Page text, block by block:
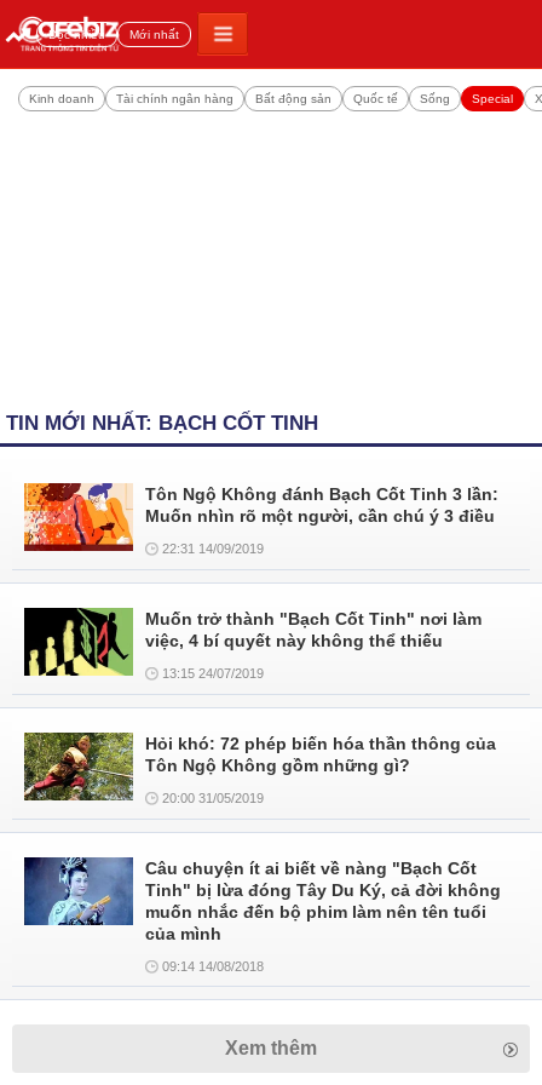
Đọc nhiều Mới nhất
Kinh doanh Tài chính ngân hàng Bất động sản Quốc tế Sống Special
TIN MỚI NHẤT: BẠCH CỐT TINH
Tôn Ngộ Không đánh Bạch Cốt Tinh 3 lần:
Muốn nhìn rõ một người, cần chú ý 3 điều
22:31 14/09/2019
Muốn trở thành "Bạch Cốt Tinh" nơi làm
việc, 4 bí quyết này không thể thiếu
13:15 24/07/2019
Hỏi khó: 72 phép biến hóa thần thông của
Tôn Ngộ Không gồm những gì?
20:00 31/05/2019
Câu chuyện ít ai biết về nàng "Bạch Cốt
Tinh" bị lừa đóng Tây Du Ký, cả đời không
muốn nhắc đến bộ phim làm nên tên tuổi
của mình
09:14 14/08/2018
Xem thêm